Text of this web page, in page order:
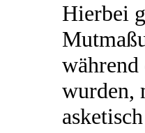
Hierbei
wurden,